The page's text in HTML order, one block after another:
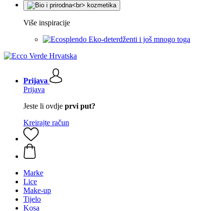
Više inspiracije
Eko-deterdženti i još mnogo toga
Prijava
Prijava
Jeste li ovdje prvi put?
Kreirajte račun
Marke
Lice
Make-up
Tijelo
Kosa